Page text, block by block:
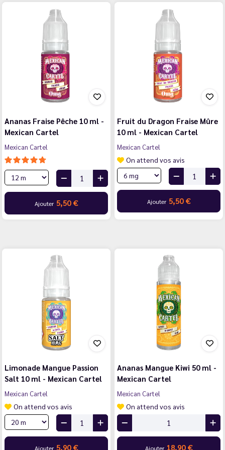
Ananas Fraise Pêche 10 ml -
Mexican Cartel
Mexican Cartel
Ajouter 5,50 €
Fruit du Dragon Fraise Mûre
10 ml - Mexican Cartel
Mexican Cartel
On attend vos avis
Ajouter 5,50 €
Limonade Mangue Passion
Salt 10 ml - Mexican Cartel
Mexican Cartel
On attend vos avis
Ajouter 5,90 €
Ananas Mangue Kiwi 50 ml -
Mexican Cartel
Mexican Cartel
On attend vos avis
Ajouter 18,90 €